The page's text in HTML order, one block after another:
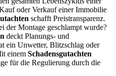
oder Verkauf einer Immobilie
schafft Preistransparenz.
der Montage geschlampt wurde?
deckt Planungs- und
ein Unwetter, Blitzschlag oder
einem Schadensgutachten
für die Regulierung durch die